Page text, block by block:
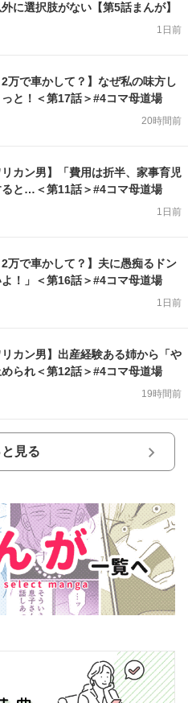
に選択肢がない【第5話まんが】
1日前
2万で車かして？】なぜ私の味方し
と！＜第17話＞#4コマ母道場
20時間前
リカン男】「費用は折半、家事育児
ると…＜第11話＞#4コマ母道場
1日前
2万で車かして？】夫に愚痴るドン
！」＜第16話＞#4コマ母道場
1日前
リカン男】出産経験ある姉から「や
られ＜第12話＞#4コマ母道場
19時間前
と見る